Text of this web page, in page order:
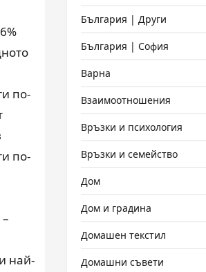
по-
по-
най-
България | Други
България | София
Варна
Взаимоотношения
Връзки и психология
Връзки и семейство
Дом
Дом и градина
Домашен текстил
Домашни съвети